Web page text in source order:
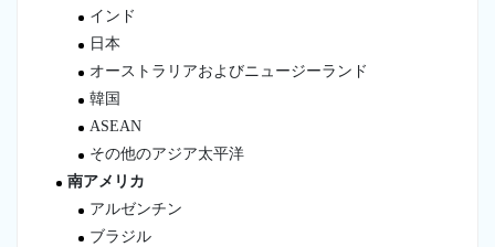
インド
日本
オーストラリアおよびニュージーランド
韓国
ASEAN
その他のアジア太平洋
南アメリカ
アルゼンチン
ブラジル